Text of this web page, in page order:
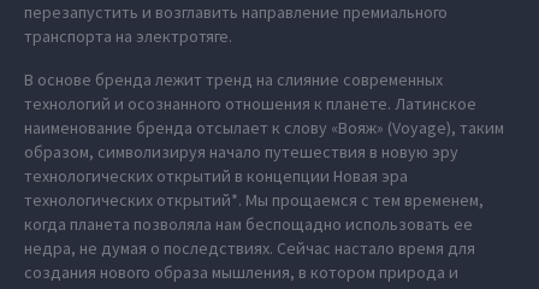
перезапустить и возглавить направление премиального
транспорта на электротяге.
В основе бренда лежит тренд на слияние современных
технологий и осознанного отношения к планете. Латинское
наименование бренда отсылает к слову «Вояж» (Voyage), таким
образом, символизируя начало путешествия в новую эру
технологических открытий в концепции Новая эра
технологических открытий*. Мы прощаемся с тем временем,
когда планета позволяла нам беспощадно использовать ее
недра, не думая о последствиях. Сейчас настало время для
создания нового образа мышления, в котором природа и